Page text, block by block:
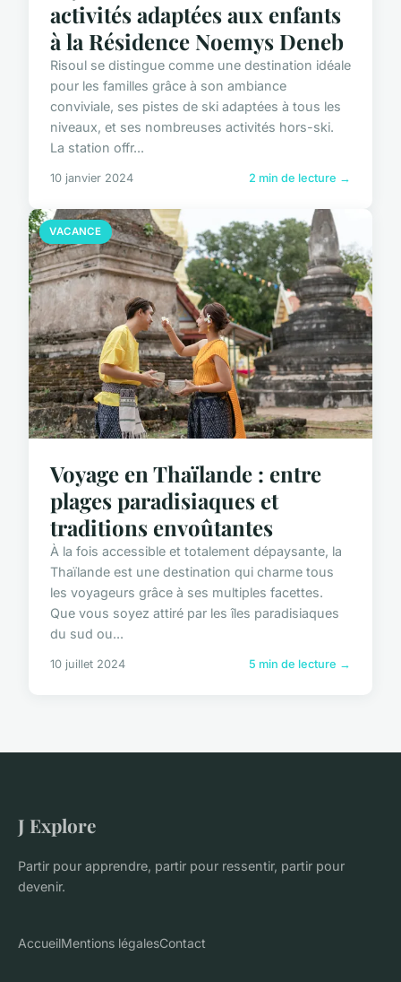
activités adaptées aux enfants
à la Résidence Noemys Deneb
Risoul se distingue comme une destination idéale
pour les familles grâce à son ambiance
conviviale, ses pistes de ski adaptées à tous les
niveaux, et ses nombreuses activités hors-ski.
La station offr...
10 janvier 2024 2 min de lecture →
VACANCE
Voyage en Thaïlande : entre
plages paradisiaques et
traditions envoûtantes
À la fois accessible et totalement dépaysante, la
Thaïlande est une destination qui charme tous
les voyageurs grâce à ses multiples facettes.
Que vous soyez attiré par les îles paradisiaques
du sud ou...
10 juillet 2024 5 min de lecture →
J Explore
Partir pour apprendre, partir pour ressentir, partir pour
devenir.
AccueilMentions légalesContact